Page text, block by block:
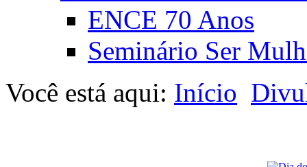
ENCE 70 Anos
Seminário Ser
Você está aqui: Início